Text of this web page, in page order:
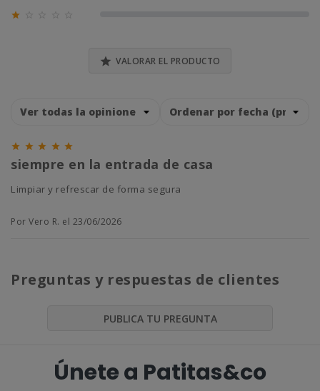

 VALORAR EL PRODUCTO
    
siempre en la entrada de casa
limpiar y refrescar de forma segura
Por Vero R. el 23/06/2026
Preguntas y respuestas de clientes
PUBLICA TU PREGUNTA
Únete a Patitas&co